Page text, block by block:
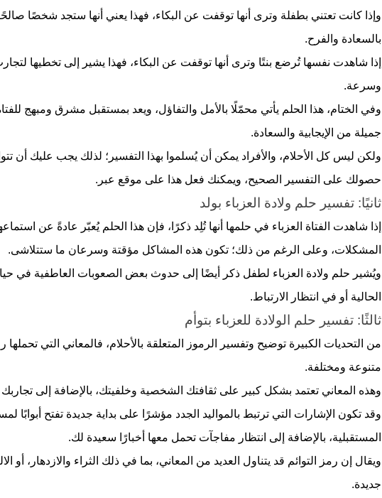
وإذا كانت تعتني بطفلة وترى أنها توقفت عن البكاء، فهذا يعني أنها ستجد شخصًا
بالسعادة والفرح.
إذا شاهدت نفسها تُرضع بنتًا وترى أنها توقفت عن البكاء، فهذا يشير إلى تخطيها
وسرعة.
وفي الختام، هذا الحلم يأتي محمّلًا بالأمل والتفاؤل، ويعد بمستقبل مشرق ومبهج
جميلة من الإيجابية والسعادة.
ولكن ليس كل الأحلام، والأفراد يمكن أن يُسلموا بهذا التفسير؛ لذلك يجب عليك
حصولك على التفسير الصحيح، ويمكنك فعل هذا على موقع عبر.
ثانيًا: تفسير حلم ولادة العزباء بولد
إذا شاهدت الفتاة العزباء في حلمها أنها تُلِد ذكرًا، فإن هذا الحلم يُعبّر عادةً عن
المشكلات، وعلى الرغم من ذلك؛ تكون هذه المشاكل مؤقتة وسرعان ما ستتلاشى.
ويُشير حلم ولادة العزباء لطفل ذكر أيضًا إلى حدوث بعض الصعوبات العاطفية في حياة
الحالية أو في انتظار الارتباط.
ثالثًا: تفسير حلم الولادة للعزباء بتوأم
من التحديات الكبيرة توضيح وتفسير الرموز المتعلقة بالأحلام، فالمعاني التي
متنوعة ومختلفة.
وهذه المعاني تعتمد بشكل كبير على ثقافتك الشخصية وخلفيتك، بالإضافة إلى تجاربك
وقد تكون الإشارات التي ترتبط بالمواليد الجدد مؤشرًا على بداية جديدة تفتح أبوابًا
المستقبلية، بالإضافة إلى انتظار مفاجآت تحمل معها أخبارًا سعيدة لك.
ويقال إن رمز التوائم قد يتناول العديد من المعاني، بما في ذلك الثراء والازدهار، أو
جديدة.